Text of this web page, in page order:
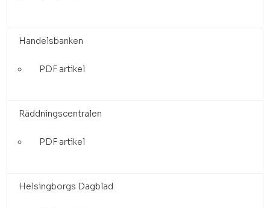
Handelsbanken
PDF artikel
Räddningscentralen
PDF artikel
Helsingborgs Dagblad